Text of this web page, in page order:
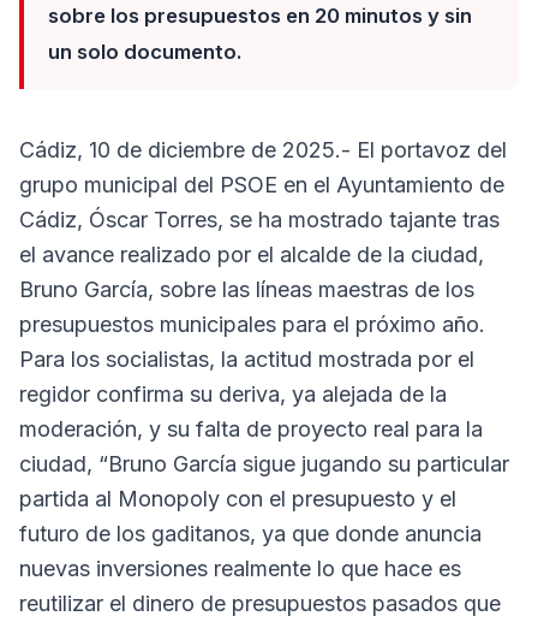
sobre los presupuestos en 20 minutos y sin
un solo documento.
Cádiz, 10 de diciembre de 2025.- El portavoz del
grupo municipal del PSOE en el Ayuntamiento de
Cádiz, Óscar Torres, se ha mostrado tajante tras
el avance realizado por el alcalde de la ciudad,
Bruno García, sobre las líneas maestras de los
presupuestos municipales para el próximo año.
Para los socialistas, la actitud mostrada por el
regidor confirma su deriva, ya alejada de la
moderación, y su falta de proyecto real para la
ciudad, “Bruno García sigue jugando su particular
partida al Monopoly con el presupuesto y el
futuro de los gaditanos, ya que donde anuncia
nuevas inversiones realmente lo que hace es
reutilizar el dinero de presupuestos pasados que